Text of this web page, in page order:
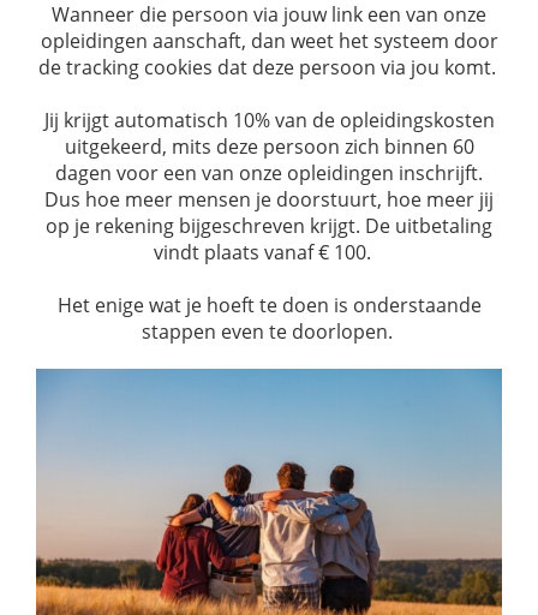
Wanneer die persoon via jouw link een van onze
opleidingen aanschaft, dan weet het systeem door
de tracking cookies dat deze persoon via jou komt.
Jij krijgt automatisch 10% van de opleidingskosten
uitgekeerd, mits deze persoon zich binnen 60
dagen voor een van onze opleidingen inschrijft.
Dus hoe meer mensen je doorstuurt, hoe meer jij
op je rekening bijgeschreven krijgt. De uitbetaling
vindt plaats vanaf € 100.
Het enige wat je hoeft te doen is onderstaande
stappen even te doorlopen.